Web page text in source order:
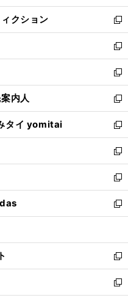
開
く
ウ
で
開
く
ン
ド
ウ
で
開
く
ウ
ィ
ン
ド
ウ
で
開
く
クション
新
し
い
ウ
ィ
ン
ド
ウ
で
開
く
新
し
い
ウ
ィ
ン
ド
ウ
で
開
く
新
し
い
ウ
ィ
ン
ド
ウ
で
開
く
内人
新
し
い
ウ
ィ
ン
ド
ウ
で
開
タイ yomitai
新
し
い
ウ
ィ
ン
ド
ウ
開
く
新
し
い
ウ
ィ
ン
ウ
で
開
く
新
し
い
ウ
ン
ド
ウ
で
開
新
し
ウ
ィ
ン
ド
ウ
新
し
い
新